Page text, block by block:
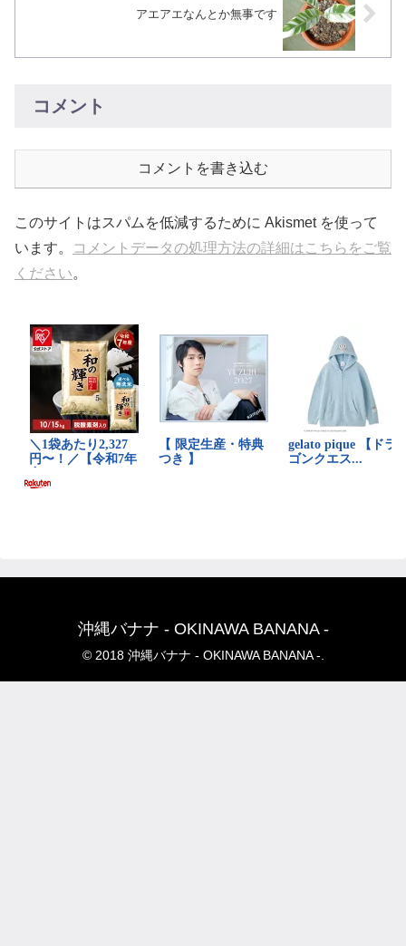
アエアエなんとか無事です
コメント
コメントを書き込む
このサイトはスパムを低減するために Akismet を使って
います。
コメントデータの処理方法の詳細はこちらをご覧
ください。
沖縄バナナ - OKINAWA BANANA -
© 2018 沖縄バナナ - OKINAWA BANANA -.